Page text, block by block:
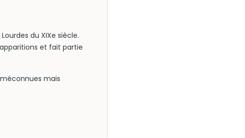
du XIXe siècle.
et fait partie
mais